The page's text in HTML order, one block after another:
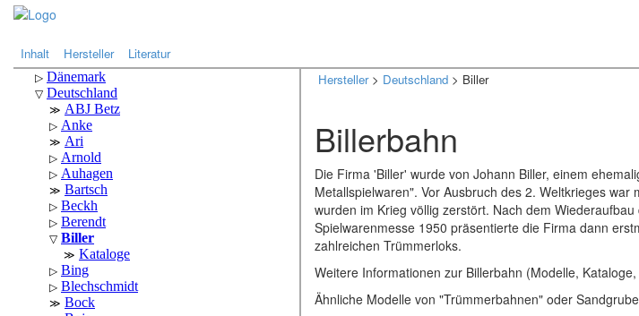
Inhalt Hersteller Literatur
Hersteller> Deutschland > Biller
Billerbahn
Die Firma 'Biller' wurde von Johann Biller, einem
Metallspielwaren". Vor Ausbruch des 2. Weltkrieges
wurden im Krieg völlig zerstört. Nach dem
Spielwarenmesse 1950 präsentierte die Firma dann
zahlreichen Trümmerloks.
Weitere Informationen zur Billerbahn (Modelle,
Ähnliche Modelle von "Trümmerbahnen" oder